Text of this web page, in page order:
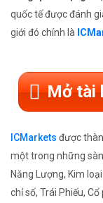
quốc tế được đánh
giới đó chính là
Mở tài
ICMarkets được
một trong những sàn
Năng Lượng, Kim
chỉ số, Trái Phiếu,